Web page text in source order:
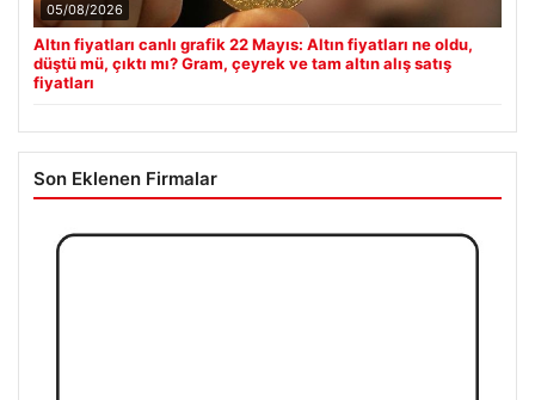
05/08/2026
Altın fiyatları canlı grafik 22 Mayıs: Altın fiyatları ne oldu,
düştü mü, çıktı mı? Gram, çeyrek ve tam altın alış satış
fiyatları
Son Eklenen Firmalar